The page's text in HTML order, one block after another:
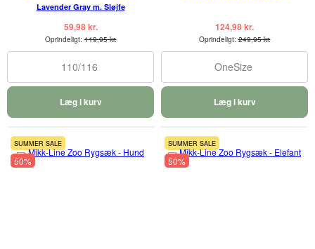
Lavender Gray m. Sløjfe
59,98 kr.
Oprindeligt:119,95 kr.
110/116
Læg i kurv
124,98 kr.
Oprindeligt:249,95 kr.
OneSize
Læg i kurv
SUMMER SALE
50%
SUMMER SALE
50%